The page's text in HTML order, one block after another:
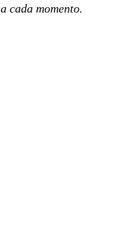
a cada momento.